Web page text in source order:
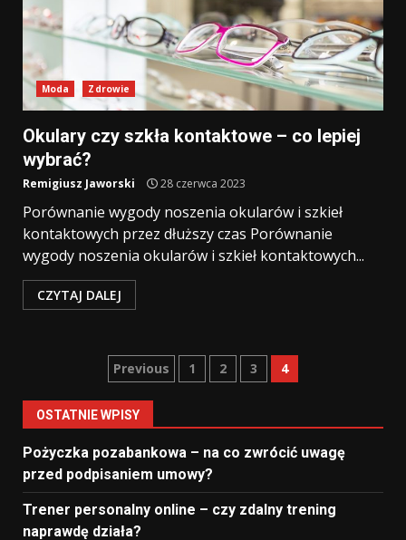
Moda Zdrowie
Okulary czy szkła kontaktowe – co lepiej
wybrać?
Remigiusz Jaworski 28 czerwca 2023
Porównanie wygody noszenia okularów i szkieł
kontaktowych przez dłuższy czas Porównanie
wygody noszenia okularów i szkieł kontaktowych...
CZYTAJ DALEJ
Nawigacja
po
wpisach
Previous 1 2 3 4
OSTATNIE WPISY
Pożyczka pozabankowa – na co zwrócić uwagę
przed podpisaniem umowy?
Trener personalny online – czy zdalny trening
naprawdę działa?